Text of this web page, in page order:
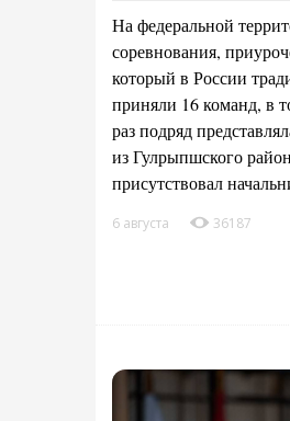
На федеральной
соревнования,
который в России
приняли 16 команд, в
раз подряд
из Гулрыпшского
присутствовал
6 августа 36187